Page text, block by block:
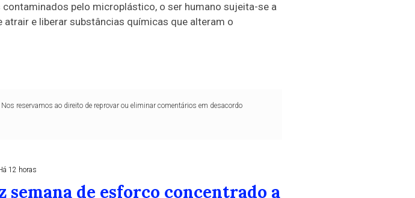
pelo microplástico, o ser humano sujeita-se a
e liberar substâncias químicas que alteram o
reservamos ao direito de reprovar ou eliminar comentários em desacordo
12 horas
semana de esforço concentrado a